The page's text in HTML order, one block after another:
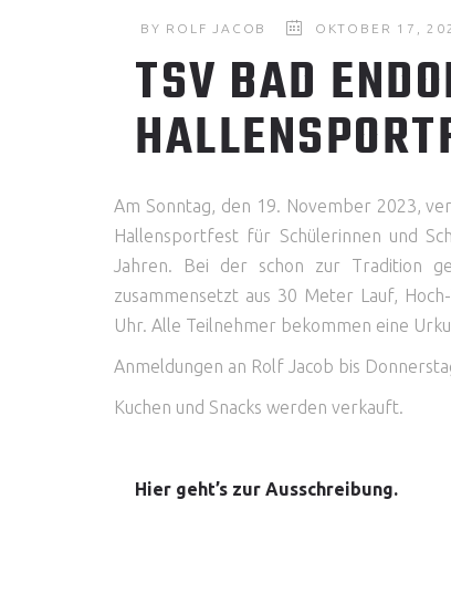
BY ROLF JACOB OKTOBER 17,
TSV BAD
Am Sonntag, den 19. November 2023,
Hallensportfest für Schülerinnen und
Jahren. Bei der schon zur Tradition
zusammensetzt aus 30 Meter Lauf,
Uhr. Alle Teilnehmer bekommen eine
Anmeldungen an Rolf Jacob bis
Kuchen und Snacks werden verkauft.
Hier geht’s zur Ausschreibung.